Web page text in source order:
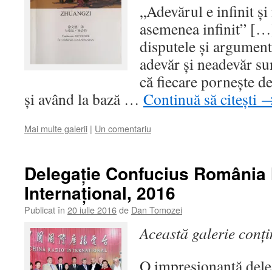
„Adevărul e infinit și
asemenea infinit”
disputele și
adevăr și neadevăr
că fiecare pornește
și având la bază … Continuă să citești
Mai multe galerii | Un comentariu
Delegaţie Confucius
Internaţional, 2016
Publicat în 20 iulie 2016de Dan Tomozei
Această galerie
O impresionantă